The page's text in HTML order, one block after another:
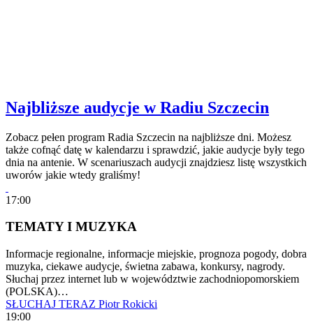
Najbliższe audycje w Radiu Szczecin
Zobacz pełen program Radia Szczecin na najbliższe dni. Możesz
także cofnąć datę w kalendarzu i sprawdzić, jakie audycje były tego
dnia na antenie. W scenariuszach audycji znajdziesz listę wszystkich
uworów jakie wtedy graliśmy!
17:00
TEMATY I MUZYKA
Informacje regionalne, informacje miejskie, prognoza pogody, dobra
muzyka, ciekawe audycje, świetna zabawa, konkursy, nagrody.
Słuchaj przez internet lub w województwie zachodniopomorskiem
(POLSKA)…
SŁUCHAJ TERAZ Piotr Rokicki
19:00